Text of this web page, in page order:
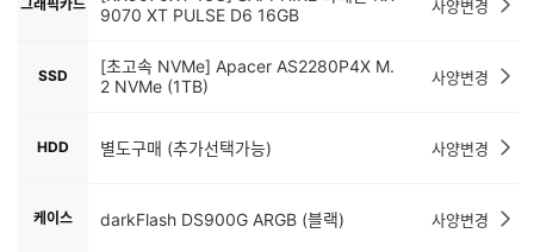
그래픽카드
9070 XT PULSE D6 16GB
사양변경
SSD
[초고속 NVMe] Apacer AS2280P4X M.
2 NVMe (1TB)
사양변경
HDD 별도구매 (추가선택가능) 사양변경
케이스 darkFlash DS900G ARGB (블랙) 사양변경